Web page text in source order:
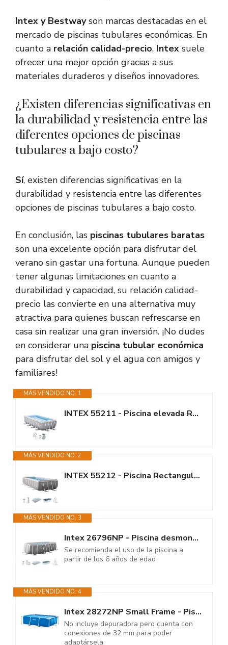
Intex y Bestwayson marcas destacadas en el
mercado de piscinas tubulares económicas. En
cuanto a relación calidad-precio, Intex suele
ofrecer una mejor opción gracias a sus
materiales duraderos y diseños innovadores.
¿Existen diferencias significativas en
la durabilidad y resistencia entre las
diferentes opciones de piscinas
tubulares a bajo costo?
Sí, existen diferencias significativas en la
durabilidad y resistencia entre las diferentes
opciones de piscinas tubulares a bajo costo.
En conclusión, las piscinas tubulares baratas
son una excelente opción para disfrutar del
verano sin gastar una fortuna. Aunque pueden
tener algunas limitaciones en cuanto a
durabilidad y capacidad, su relación calidad-
precio las convierte en una alternativa muy
atractiva para quienes buscan refrescarse en
casa sin realizar una gran inversión. ¡No dudes
en considerar una piscina tubular económica
para disfrutar del sol y el agua con amigos y
familiares!
MÁS VENDIDO NO. 1
INTEX 55211 - Piscina elevada Rectangular Prism Frame con depuradora
MÁS VENDIDO NO. 2
INTEX 55212 - Piscina Rectangular Prisma Frame 488x244x107 cm + depuradora
MÁS VENDIDO NO. 3
Intex 26796NP - Piscina desmontable ovalada prism frame intex 503x274x122...
Se recomienda el uso de la piscina a
partir de los 6 años de edad
MÁS VENDIDO NO. 4
Intex 28272NP Small Frame - Piscina Desmontable, 300 x 200 x 75 cm, 3.834...
No incluye depuradora pero cuenta con
conexiones de 32 mm para poder
adaptársela